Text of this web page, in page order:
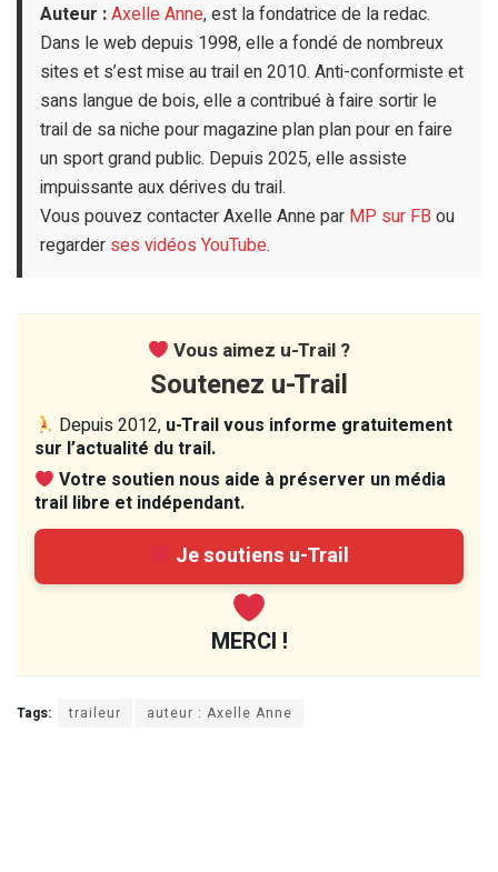
Auteur :Axelle Anne, est la fondatrice de la redac.
Dans le web depuis 1998, elle a fondé de nombreux
sites et s’est mise au trail en 2010. Anti-conformiste et
sans langue de bois, elle a contribué à faire sortir le
trail de sa niche pour magazine plan plan pour en faire
un sport grand public. Depuis 2025, elle assiste
impuissante aux dérives du trail.
Vous pouvez contacter Axelle Anne par MP sur FB ou
regarder ses vidéos YouTube.
Vous aimez u-Trail ?
Soutenez u-Trail
Depuis 2012, u-Trail vous informe gratuitement
sur l’actualité du trail.
Votre soutien nous aide à préserver un média
trail libre et indépendant.
Je soutiens u-Trail
MERCI !
Tags: traileur auteur : Axelle Anne